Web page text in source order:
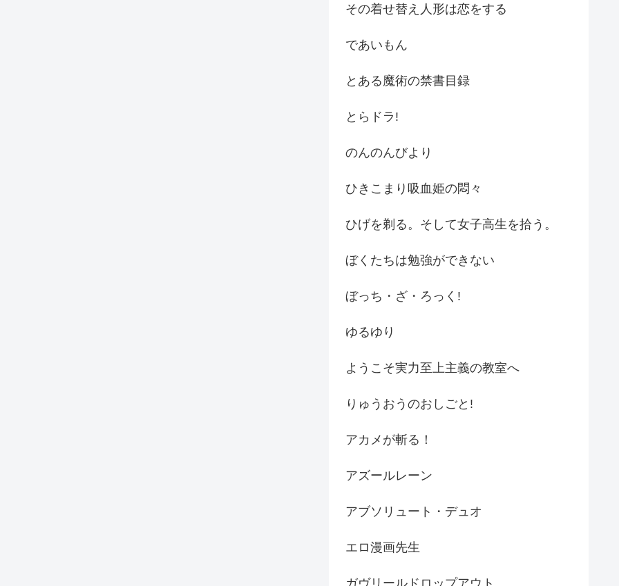
その着せ替え人形は恋をする
であいもん
とある魔術の禁書目録
とらドラ!
のんのんびより
ひきこまり吸血姫の悶々
ひげを剃る。そして女子高生を拾う。
ぼくたちは勉強ができない
ぼっち・ざ・ろっく!
ゆるゆり
ようこそ実力至上主義の教室へ
りゅうおうのおしごと!
アカメが斬る！
アズールレーン
アブソリュート・デュオ
エロ漫画先生